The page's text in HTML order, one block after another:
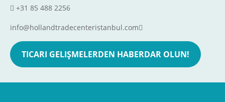
+31 85 488 2256
info@hollandtradecenteristanbul.com
TICARI GELIŞMELERDEN HABERDAR OLUN!